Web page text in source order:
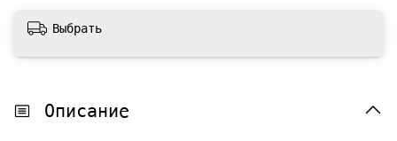
Выбрать
Описание